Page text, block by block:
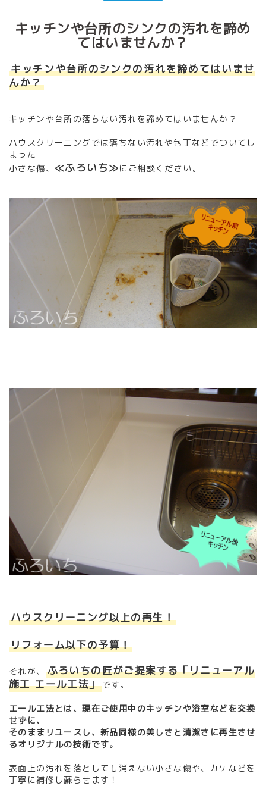
キッチンや台所のシンクの汚れを諦め
てはいませんか？
キッチンや台所のシンクの汚れを諦めてはいませ
んか？
キッチンや台所の落ちない汚れを諦めてはいませんか？
ハウスクリーニングでは落ちない汚れや包丁などでついてし
まった
小さな傷、 ≪ふろいち≫にご相談ください。
ハウスクリーニング以上の再生！
リフォーム以下の予算！
それが、
ふろいちの匠がご提案する「リニューアル
施工 エール工法」です。
エール工法とは、現在ご使用中のキッチンや浴室などを交換
せずに、
そのままリユースし、新品同様の美しさと清潔さに再生させ
るオリジナルの技術です。
表面上の汚れを落としても消えない小さな傷や、カケなどを
丁寧に補修し蘇らせます！